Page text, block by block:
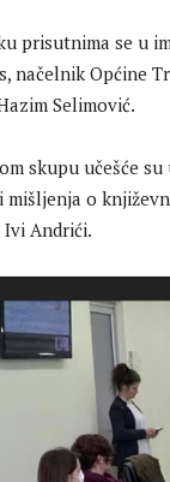
prisutnima se u
načelnik Općine
Selimović.
skupu učešće
o
Andrići.